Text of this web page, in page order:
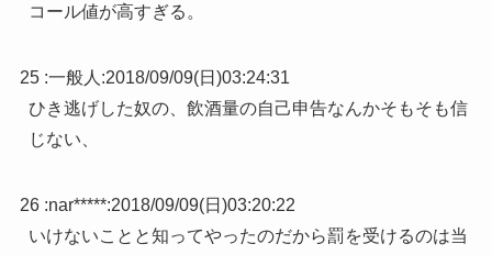
コール値が高すぎる。
25 :一般人 :2018/09/09(日)03:24:31
ひき逃げした奴の、飲酒量の自己申告なんかそもそも信
じない、
26 :nar*****:2018/09/09(日)03:20:22
いけないことと知ってやったのだから罰を受けるのは当